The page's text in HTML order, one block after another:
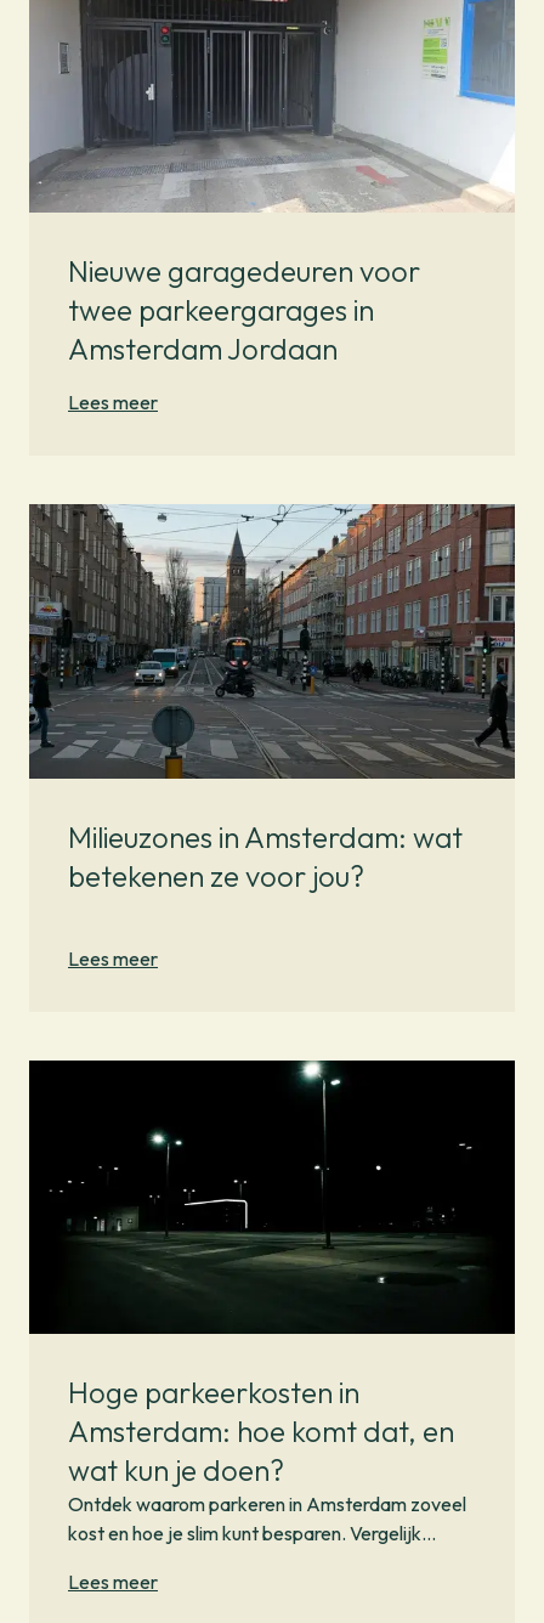
Nieuwe garagedeuren voor
twee parkeergarages in
Amsterdam Jordaan
Lees meer
Milieuzones in Amsterdam: wat
betekenen ze voor jou?
Lees meer
Hoge parkeerkosten in
Amsterdam: hoe komt dat, en
wat kun je doen?
Ontdek waarom parkeren in Amsterdam zoveel
kost en hoe je slim kunt besparen. Vergelijk
een goed plan.
Lees meer